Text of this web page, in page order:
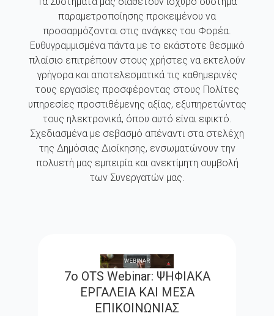
παραμετροποίησης προκειμένου να
προσαρμόζονται στις ανάγκες του Φορέα.
Ευθυγραμμισμένα πάντα με το εκάστοτε θεσμικό
πλαίσιο επιτρέπουν στους χρήστες να εκτελούν
γρήγορα και αποτελεσματικά τις καθημερινές
τους εργασίες προσφέροντας στους Πολίτες
υπηρεσίες προστιθέμενης αξίας, εξυπηρετώντας
τους ηλεκτρονικά, όπου αυτό είναι εφικτό.
Σχεδιασμένα με σεβασμό απέναντι στα στελέχη
της Δημόσιας Διοίκησης, ενσωματώνουν την
πολυετή μας εμπειρία και ανεκτίμητη συμβολή
των Συνεργατών μας.
7ο OTS Webinar: ΨΗΦΙΑΚΑ
ΕΡΓΑΛΕΙΑ ΚΑΙ ΜΕΣΑ
ΕΠΙΚΟΙΝΩΝΙΑΣ